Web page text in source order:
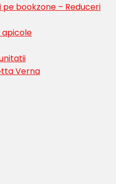
bookzone – Reduceri
Verna